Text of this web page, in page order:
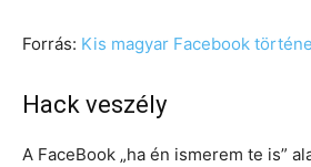
Forrás: Kis magyar Facebook
Hack veszély
A FaceBook „ha én ismerem te is”